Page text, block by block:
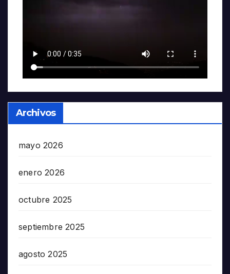
Archivos
mayo 2026
enero 2026
octubre 2025
septiembre 2025
agosto 2025